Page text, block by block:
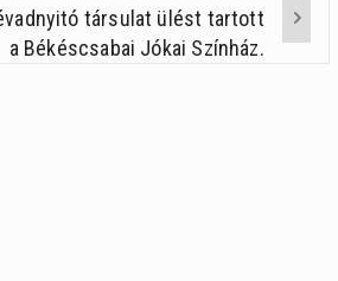
billentyűket
kell
társulat ülést tartott
a Békéscsabai Jókai Színház.